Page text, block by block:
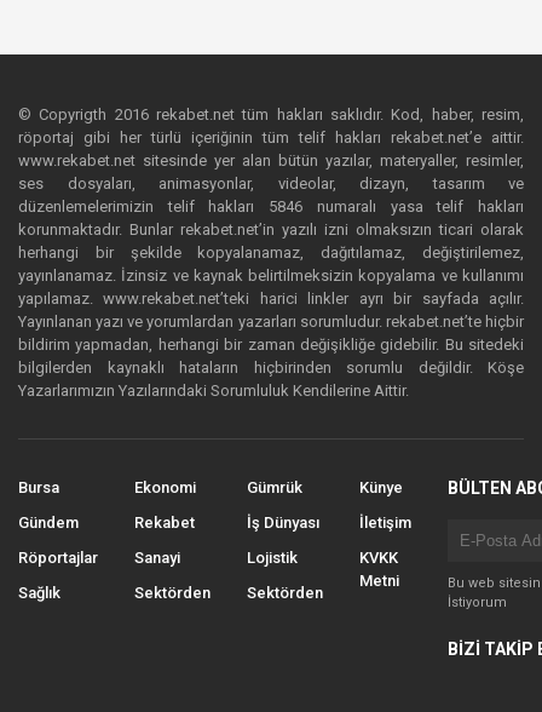
© Copyrigth 2016 rekabet.net tüm hakları saklıdır. Kod, haber, resim,
röportaj gibi her türlü içeriğinin tüm telif hakları rekabet.net’e aittir.
www.rekabet.net sitesinde yer alan bütün yazılar, materyaller, resimler,
ses dosyaları, animasyonlar, videolar, dizayn, tasarım ve
düzenlemelerimizin telif hakları 5846 numaralı yasa telif hakları
korunmaktadır. Bunlar rekabet.net’in yazılı izni olmaksızın ticari olarak
herhangi bir şekilde kopyalanamaz, dağıtılamaz, değiştirilemez,
yayınlanamaz. İzinsiz ve kaynak belirtilmeksizin kopyalama ve kullanımı
yapılamaz. www.rekabet.net’teki harici linkler ayrı bir sayfada açılır.
Yayınlanan yazı ve yorumlardan yazarları sorumludur. rekabet.net’te hiçbir
bildirim yapmadan, herhangi bir zaman değişikliğe gidebilir. Bu sitedeki
bilgilerden kaynaklı hataların hiçbirinden sorumlu değildir. Köşe
Yazarlarımızın Yazılarındaki Sorumluluk Kendilerine Aittir.
Bursa
Gündem
Röportajlar
Sağlık
Ekonomi
Rekabet
Sanayi
Sektörden
Gümrük
İş Dünyası
Lojistik
Sektörden
Künye
İletişim
KVKK
Metni
BÜLTEN
Bu web
İstiyorum
BİZİ TAKİP